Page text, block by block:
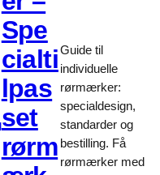
Spe
cialti
lpas
set
rørm
Guide til
individuelle
rørmærker:
specialdesign,
standarder og
bestilling. Få
rørmærker med